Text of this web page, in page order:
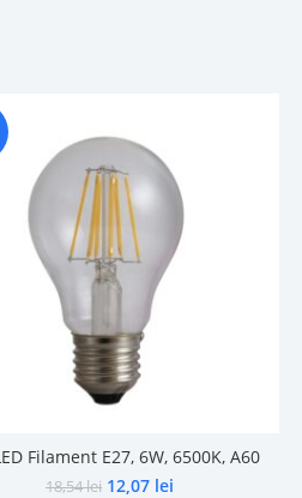
Filament E27, 6W, 6500K, A60
18,54lei 12,07 lei